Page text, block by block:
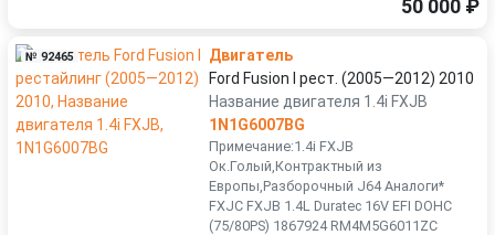
50 000 ₽
№ 92465
Двигатель
Ford Fusion I рест. (2005—2012) 2010
Название двигателя 1.4i FXJB
1N1G6007BG
Примечание:1.4i FXJB
Ок.Голый,Контрактный из
Европы,Разборочный J64 Аналоги*
FXJC FXJB 1.4L Duratec 16V EFI DOHC
(75/80PS) 1867924 RM4M5G6011ZC